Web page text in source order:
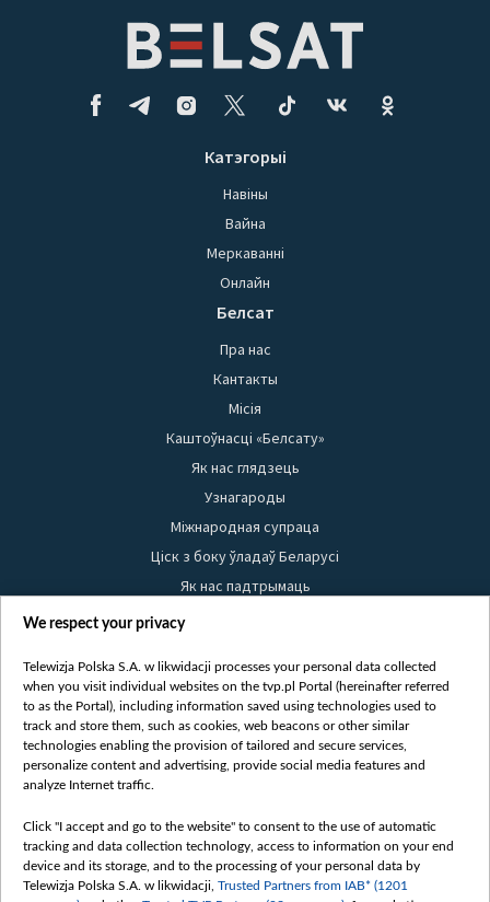
Катэгорыі
Навіны
Вайна
Меркаванні
Онлайн
Белсат
Пра нас
Кантакты
Місія
Каштоўнасці «Белсату»
Як нас глядзець
Узнагароды
Міжнародная супраца
Ціск з боку ўладаў Беларусі
Як нас падтрымаць
Правілы выкарыстання матэрыялаў
Бяспека
Youtube
Белсат news
Белсат Shorts
Жэстачайшы мульт
Belsat English
Biełsat PL
We respect your privacy
Telewizja Polska S.A. w likwidacji processes your personal data collected
when you visit individual websites on the tvp.pl Portal (hereinafter referred
to as the Portal), including information saved using technologies used to
track and store them, such as cookies, web beacons or other similar
technologies enabling the provision of tailored and secure services,
personalize content and advertising, provide social media features and
analyze Internet traffic.
Click "I accept and go to the website" to consent to the use of automatic
tracking and data collection technology, access to information on your end
device and its storage, and to the processing of your personal data by
Telewizja Polska S.A. w likwidacji, Trusted Partners from IAB* (1201